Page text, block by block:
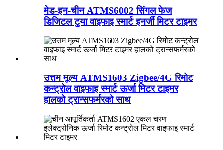
मेड-इन-चीन ATMS6002 सिंगल फेज
डिजिटल टुया वाइफाइ स्मार्ट इनर्जी मिटर टाइमर
उत्तम मूल्य ATMS1603 Zigbee/4G रिमोट
कन्ट्रोल वाइफाइ स्मार्ट ऊर्जा मिटर टाइमर
हालको ट्रान्सफर्मरको साथ